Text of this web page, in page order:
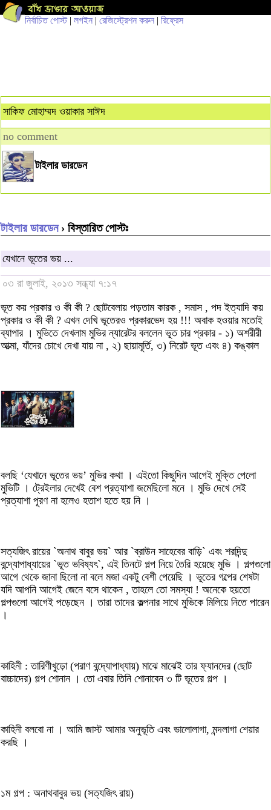
নির্বাচিত পোস্ট| লগইন | রেজিস্ট্রেশন করুন | রিফ্রেস
সাকিফ মোহাম্মদ ওয়াকার সাঈদ
no comment
টাইলার ডারডেন
টাইলার ডারডেন› বিস্তারিত পোস্টঃ
যেখানে ভূতের ভয় ...
০৩ রা জুলাই, ২০১৩ সন্ধ্যা ৭:১৭
ভূত কয় প্রকার ও কী কী ? ছোটবেলায় পড়তাম কারক , সমাস , পদ ইত্যাদি কয়
প্রকার ও কী কী ? এখন দেখি ভূতেরও প্রকারভেদ হয় !!! অবাক হওয়ার মতোই
ব্যাপার । মুভিতে দেখলাম মুভির ন্যারেটর বললেন ভূত চার প্রকার - ১) অশরীরী
আত্মা, যাঁদের চোখে দেখা যায় না , ২) ছায়ামূর্তি, ৩) নিরেট ভূত এবং ৪) কঙ্কাল
বলছি ‘যেখানে ভূতের ভয়’ মুভির কথা । এইতো কিছুদিন আগেই মুক্তি পেলো
মুভিটি । ট্রেইলার দেখেই বেশ প্রত্যাশা জমেছিলো মনে । মুভি দেখে সেই
প্রত্যাশা পূরণ না হলেও হতাশ হতে হয় নি ।
সত্যজিৎ রায়ের `অনাথ বাবুর ভয়` আর `ব্রাউন সাহেবের বাড়ি` এবং শরদিন্দু
বন্দ্যোপাধ্যায়ের `ভূত ভবিষ্যৎ`, এই তিনটে গল্প নিয়ে তৈরি হয়েছে মুভি । গল্পগুলো
আগে থেকে জানা ছিলো না বলে মজা একটু বেশী পেয়েছি । ভূতের গল্পের শেষটা
যদি আপনি আগেই জেনে বসে থাকেন , তাহলে তো সমস্যা ! অনেকে হয়তো
গল্পগুলো আগেই পড়েছেন । তারা তাদের কল্পনার সাথে মুভিকে মিলিয়ে নিতে পারেন
।
কাহিনী : তারিণীখুড়ো (পরাণ বন্দ্যোপাধ্যায়) মাঝে মাঝেই তার ফ্যানদের (ছোট
বাচ্চাদের) গল্প শোনান । তো এবার তিনি শোনাবেন ৩ টি ভূতের গল্প ।
কাহিনী বলবো না । আমি জাস্ট আমার অনুভূতি এবং ভালোলাগা, মন্দলাগা শেয়ার
করছি ।
১ম গল্প : অনাথবাবুর ভয় (সত্যজিৎ রায়)